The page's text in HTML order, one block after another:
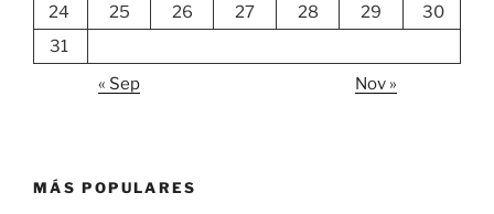
24
25 26 27 28 29
30
31
« Sep
Nov »
MÁS POPULARES